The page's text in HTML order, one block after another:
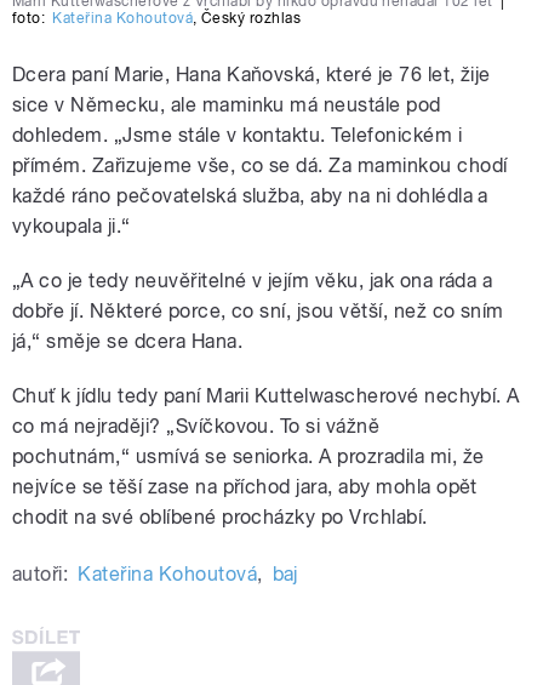
foto: Kateřina Kohoutová ,Český rozhlas
Dcera paní Marie, Hana Kaňovská, které je 76 let, žije
sice v Německu, ale maminku má neustále pod
dohledem. „Jsme stále v kontaktu. Telefonickém i
přímém. Zařizujeme vše, co se dá. Za maminkou chodí
každé ráno pečovatelská služba, aby na ni dohlédla a
vykoupala ji.“
„A co je tedy neuvěřitelné v jejím věku, jak ona ráda a
dobře jí. Některé porce, co sní, jsou větší, než co sním
já,“ směje se dcera Hana.
Chuť k jídlu tedy paní Marii Kuttelwascherové nechybí. A
co má nejraději? „Svíčkovou. To si vážně
pochutnám,“ usmívá se seniorka. A prozradila mi, že
nejvíce se těší zase na příchod jara, aby mohla opět
chodit na své oblíbené procházky po Vrchlabí.
autoři: Kateřina Kohoutová, baj